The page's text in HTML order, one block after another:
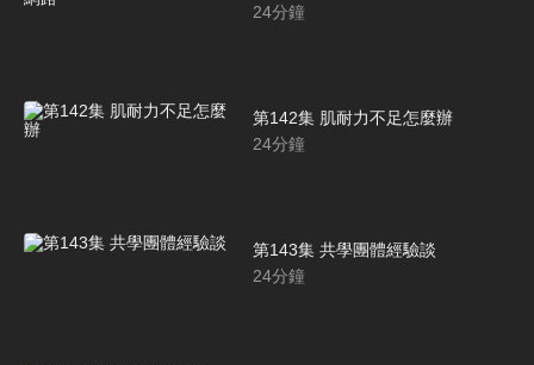
24分鐘
第142集 肌耐力不足怎麼辦
24分鐘
第143集 共學團體經驗談
24分鐘